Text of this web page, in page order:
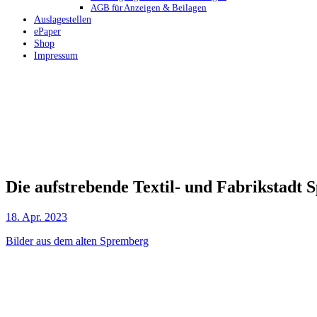
AGB für Anzeigen & Beilagen
Auslagestellen
ePaper
Shop
Impressum
Die aufstrebende Textil- und Fabrikstadt
18. Apr. 2023
Bilder aus dem alten Spremberg